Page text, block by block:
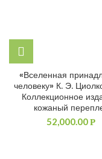
«Вселенная
человеку» К. Э.
Коллекционное
кожаный
52,000.00Р